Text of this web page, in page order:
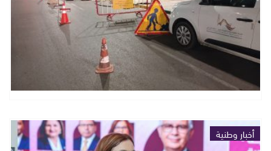
أخبار وطنية